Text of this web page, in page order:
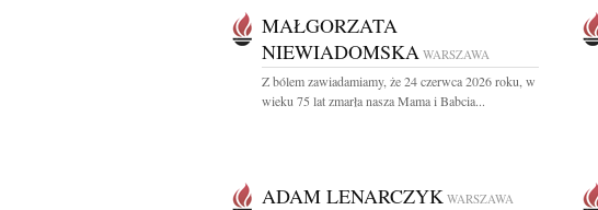
MAŁGORZATA
NIEWIADOMSKA WARSZAWA
Z bólem zawiadamiamy, że 24 czerwca 2026 roku, w
wieku 75 lat zmarła nasza Mama i Babcia...
ADAM LENARCZYK WARSZAWA